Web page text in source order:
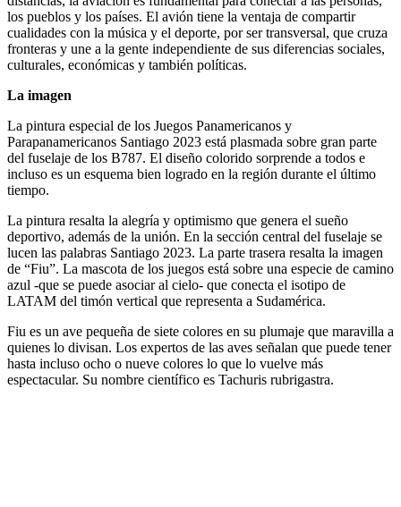
los pueblos y los países. El avión tiene la ventaja de compartir
cualidades con la música y el deporte, por ser transversal, que cruza
fronteras y une a la gente independiente de sus diferencias sociales,
culturales, económicas y también políticas.
La imagen
La pintura especial de los Juegos Panamericanos y
Parapanamericanos Santiago 2023 está plasmada sobre gran parte
del fuselaje de los B787. El diseño colorido sorprende a todos e
incluso es un esquema bien logrado en la región durante el último
tiempo.
La pintura resalta la alegría y optimismo que genera el sueño
deportivo, además de la unión. En la sección central del fuselaje se
lucen las palabras Santiago 2023. La parte trasera resalta la imagen
de “Fiu”. La mascota de los juegos está sobre una especie de camino
azul -que se puede asociar al cielo- que conecta el isotipo de
LATAM del timón vertical que representa a Sudamérica.
Fiu es un ave pequeña de siete colores en su plumaje que maravilla a
quienes lo divisan. Los expertos de las aves señalan que puede tener
hasta incluso ocho o nueve colores lo que lo vuelve más
espectacular. Su nombre científico es Tachuris rubrigastra.